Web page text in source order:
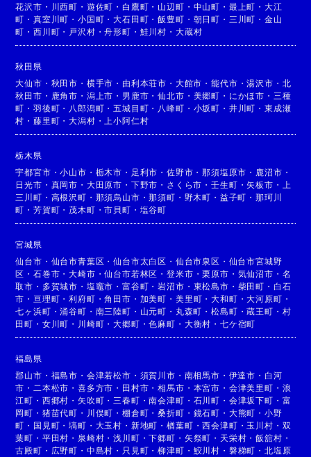
花沢市 ・ 川西町 ・ 遊佐町 ・ 白鷹町 ・ 山辺町 ・ 中山町 ・ 最上町 ・ 大江
町 ・真室川町 ・小国町 ・大石田町 ・飯豊町 ・ 朝日町 ・ 三川町 ・ 金山
町 ・西川町 ・ 戸沢村 ・舟形町 ・ 鮭川村 ・ 大蔵村
秋田県
大仙市 ・ 秋田市 ・ 横手市 ・ 由利本荘市 ・ 大館市 ・能代市 ・湯沢市 ・ 北
秋田市 ・ 鹿角市 ・ 潟上市 ・ 男鹿市 ・仙北市 ・ 美郷町 ・ にかほ市 ・ 三種
町 ・羽後町 ・ 八郎潟町 ・五城目町 ・ 八峰町 ・ 小坂町 ・ 井川町 ・ 東成瀬
村 ・藤里町 ・大潟村 ・ 上小阿仁村
栃木県
宇都宮市 ・小山市 ・ 栃木市 ・ 足利市 ・佐野市 ・那須塩原市 ・ 鹿沼市 ・
日光市 ・ 真岡市 ・ 大田原市 ・ 下野市 ・ さくら市 ・壬生町 ・矢板市 ・
上
三川町 ・ 高根沢町 ・ 那須烏山市 ・那須町 ・ 野木町 ・ 益子町 ・那珂川
町 ・芳賀町 ・ 茂木町 ・市貝町 ・ 塩谷町
宮城県
仙台市 ・ 仙台市青葉区 ・仙台市太白区 ・ 仙台市泉区 ・ 仙台市宮城野
区 ・石巻市 ・大崎市 ・仙台市若林区 ・登米市 ・栗原市 ・ 気仙沼市 ・ 名
取市 ・ 多賀城市 ・ 塩竈市 ・富谷町 ・岩沼市 ・ 東松島市 ・ 柴田町 ・ 白石
市 ・ 亘理町 ・利府町 ・角田市 ・ 加美町 ・ 美里町 ・大和町 ・大河原町 ・
七ヶ浜町 ・涌谷町 ・ 南三陸町 ・ 山元町 ・ 丸森町 ・松島町 ・蔵王町 ・ 村
田町 ・ 女川町 ・ 川崎町 ・大郷町 ・色麻町 ・ 大衡村 ・ 七ケ宿町
福島県
郡山市 ・ 福島市 ・ 会津若松市 ・ 須賀川市 ・ 南相馬市 ・ 伊達市 ・ 白河
市 ・ 二本松市 ・喜多方市 ・ 田村市 ・相馬市 ・ 本宮市 ・ 会津美里町 ・ 浪
江町 ・ 西郷村 ・矢吹町 ・ 三春町 ・南会津町 ・ 石川町 ・ 会津坂下町 ・ 富
岡町 ・ 猪苗代町 ・ 川俣町 ・棚倉町 ・桑折町 ・ 鏡石町 ・ 大熊町 ・ 小野
町 ・ 国見町 ・塙町 ・ 大玉村 ・ 新地町 ・楢葉町 ・西会津町 ・ 玉川村 ・ 双
葉町 ・ 平田村 ・ 泉崎村 ・浅川町 ・下郷町 ・ 矢祭町 ・ 天栄村 ・飯舘村 ・
古殿町 ・ 広野町 ・ 中島村 ・ 只見町 ・柳津町 ・ 鮫川村 ・ 磐梯町 ・ 北塩原